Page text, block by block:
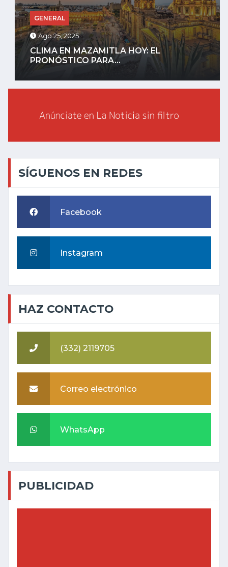
GENERAL
Ago 25, 2025
CLIMA EN MAZAMITLA HOY: EL
PRONÓSTICO PARA...
SÍGUENOS EN REDES
Facebook
Instagram
HAZ CONTACTO
(332) 2119705
Correo electrónico
WhatsApp
PUBLICIDAD